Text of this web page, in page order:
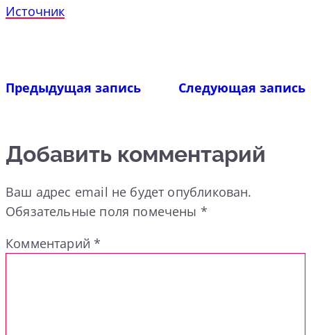
Источник
Предыдущая запись Следующая запись
Добавить комментарий
Ваш адрес email не будет опубликован.
Обязательные поля помечены *
Комментарий*